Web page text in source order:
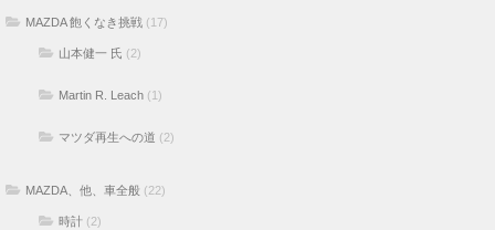
MAZDA 飽くなき挑戦 (17)
山本健一 氏 (2)
Martin R. Leach (1)
マツダ再生への道 (2)
MAZDA、他、車全般 (22)
時計 (2)